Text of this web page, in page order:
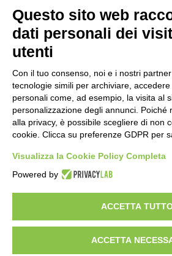
per la erogazione di servizi
diagnosi e cura
della disciplina della
Documentazione Privacy –
2016/679
Rev_35_19 febbraio
Questo sito web
dati personali dei
utenti
Con il tuo consenso, noi e i nostri
tecnologie simili per archiviare,
personali come, ad esempio, la visita al
personalizzazione degli annunci. Poiché
alla privacy, è possibile scegliere di non
cookie. Clicca su preferenze GDPR per
Visualizza la Cookie Policy Completa
Powered by
ACCETTA
ACCETTA